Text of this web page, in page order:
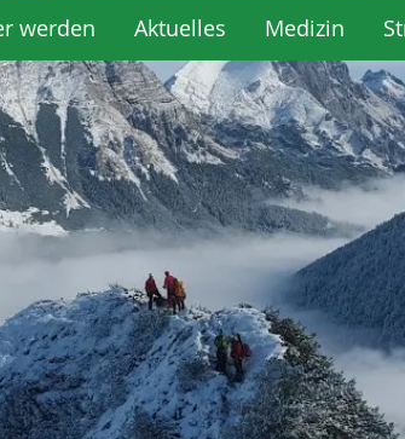
werden Aktuelles Medizin